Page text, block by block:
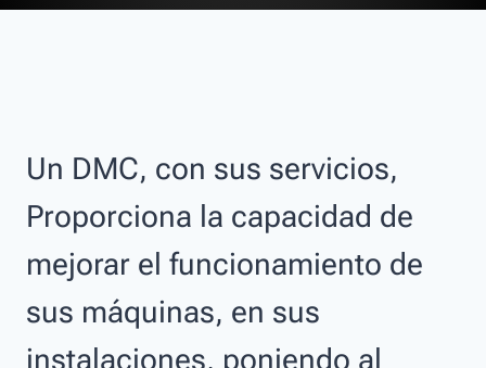
Un DMC, con sus servicios,
Proporciona la capacidad de
mejorar el funcionamiento de
sus máquinas, en sus
instalaciones, poniendo al